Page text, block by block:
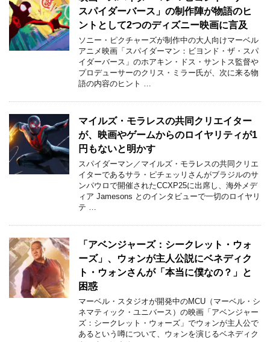
スパイダーバース」の制作陣が物語のヒ
ントとして2つのディズニー映画に言及
ソニー・ピクチャーズが制作中の大人向けマーベル
アニメ映画「スパイダーマン：ビヨンド・ザ・スパ
イダーバース」のホアキン・ドス・サントス監督や
プロデューサーのクリス・ミラー氏が、次に来る物
語の内容のヒント …
マイルズ・モラレスの共同クリエイター
が、映画やゲームからのロイヤリティが1
円もないと明かす
スパイダーマン／マイルズ・モラレスの共同クリエ
イターであるサラ・ピチェッリさんがブラジルのサ
ンパウロで開催されたCCXP25に出席し、海外メデ
ィア Jamesons とのインタビューで一切のロイヤリ
テ …
「アベンジャーズ：シークレット・ウォ
ーズ」、ウォンが主人公説にベネディク
ト・ウォンさんが「本当に僕なの？」と
困惑
マーベル・スタジオが開発中のMCU（マーベル・シ
ネマティック・ユニバース）の映画「アベンジャー
ズ：シークレット・ウォーズ」でウォンが主人公で
あるという噂について、ウォンを演じるベネディク